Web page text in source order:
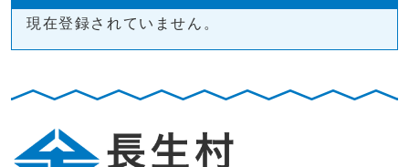
現在登録されていません。